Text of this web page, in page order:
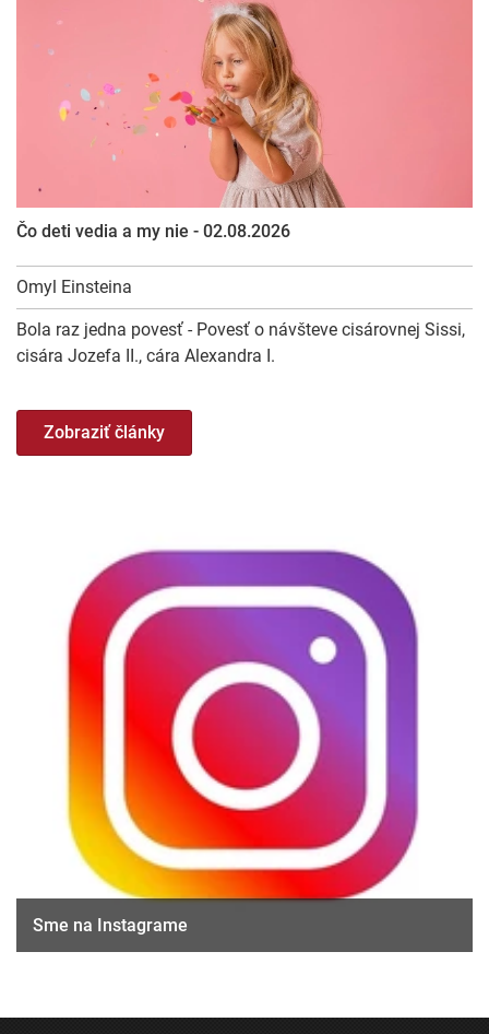
Čo deti vedia a my nie - 02.08.2026
Omyl Einsteina
Bola raz jedna povesť - Povesť o návšteve cisárovnej Sissi,
cisára Jozefa II., cára Alexandra I.
Zobraziť články
Sme na Instagrame